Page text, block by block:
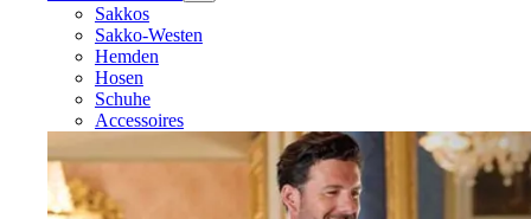
Sakkos
Sakko-Westen
Hemden
Hosen
Schuhe
Accessoires